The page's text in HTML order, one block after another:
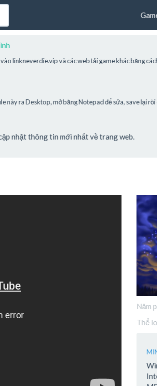
linkneverdie.vip và các web tải game khác bằng
ra Desktop, mở bằng Notepad để sửa, save lại rồi
nhật thông tin mới nhất về trang web.
Năm
Thể